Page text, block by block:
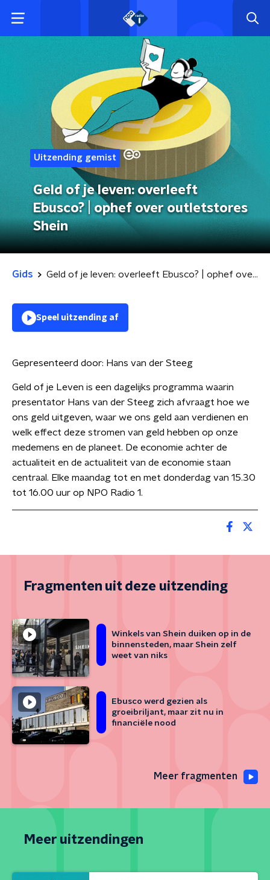
Uitzending gemist
Geld of je leven: overleeft
Ebusco? | ophef over outletstores
Shein
Gids Geld of je leven: overleeft Ebusco? | ophef over outletstores Shein
Speel uitzending af
Gepresenteerd door: Hans van der Steeg
Geld of je Leven is een dagelijks programma waarin
presentator Hans van der Steeg zich afvraagt hoe we
ons geld uitgeven, waar we ons geld aan verdienen en
welk effect deze stromen van geld hebben op onze
medemens en de planeet. De economie achter de
actualiteit en de actualiteit van de economie staan
centraal. Elke maandag tot en met donderdag van 15.30
tot 16.00 uur op NPO Radio 1.
Fragmenten uit deze uitzending
Winkels van Shein duiken op in de
binnensteden, maar Shein zelf
weet van niks
Ebusco werd gezien als
groeibriljant, maar zit nu in
financiële nood
Meer fragmenten
Meer uitzendingen